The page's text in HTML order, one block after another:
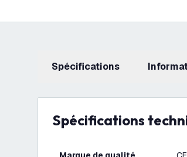
Spécifications
Spécifications